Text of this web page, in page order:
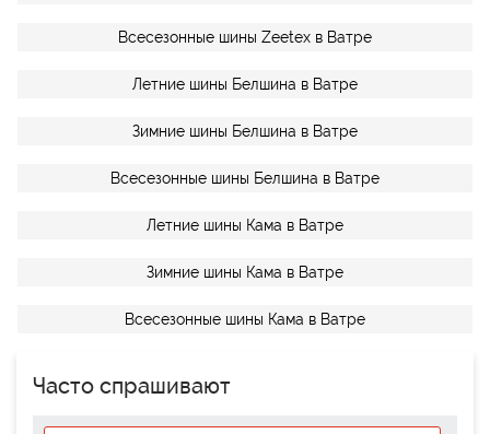
Всесезонные шины Zeetex в Ватре
Летние шины Белшина в Ватре
Зимние шины Белшина в Ватре
Всесезонные шины Белшина в Ватре
Летние шины Кама в Ватре
Зимние шины Кама в Ватре
Всесезонные шины Кама в Ватре
Часто спрашивают